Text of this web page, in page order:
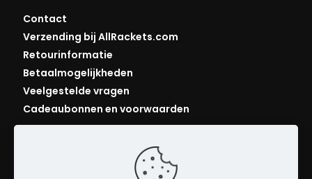
Contact
Verzending bij AllRackets.com
Retourinformatie
Betaalmogelijkheden
Veelgestelde vragen
Cadeaubonnen en voorwaarden